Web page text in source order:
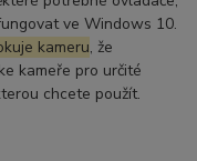
ve Windows 10.
kameru, že
kameře pro určité
chcete použít.